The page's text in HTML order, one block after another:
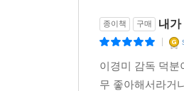
저자의 어린 시절뿐
심경을 듣는 인터뷰
아이들의 마음을 배
종이책 구매 내가
이경미 감독 덕분
무 좋아해서라거